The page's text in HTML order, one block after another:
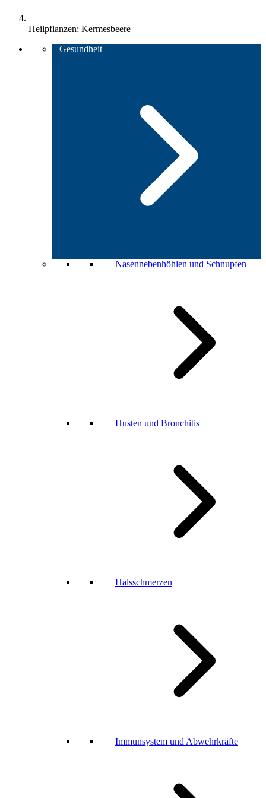
Heilpflanzen: Kermesbeere
Gesundheit
Nasennebenhöhlen und Schnupfen
Husten und Bronchitis
Halsschmerzen
Immunsystem und Abwehrkräfte